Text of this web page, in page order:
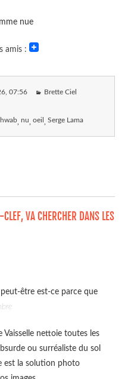
nue
amis :
, 07:56 Brette Ciel
nu oeil Serge Lama
VA CHERCHER DANS LES
être est-ce parce que
Vaisselle nettoie toutes les
ou surréaliste du sol
est la solution photo